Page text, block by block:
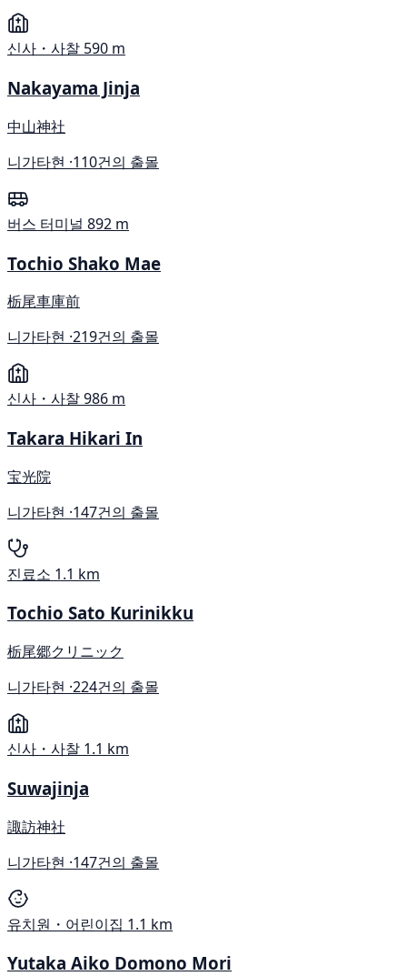
신사・사찰 590 m
Nakayama Jinja
中山神社
니가타현 ·110건의 출몰
버스 터미널 892 m
Tochio Shako Mae
栃尾車庫前
니가타현 ·219건의 출몰
신사・사찰986 m
Takara Hikari In
宝光院
니가타현 ·147건의 출몰
진료소 1.1 km
Tochio Sato Kurinikku
栃尾郷クリニック
니가타현 ·224건의 출몰
신사・사찰 1.1 km
Suwajinja
諏訪神社
니가타현 ·147건의 출몰
유치원・어린이집 1.1 km
Yutaka Aiko Domono Mori